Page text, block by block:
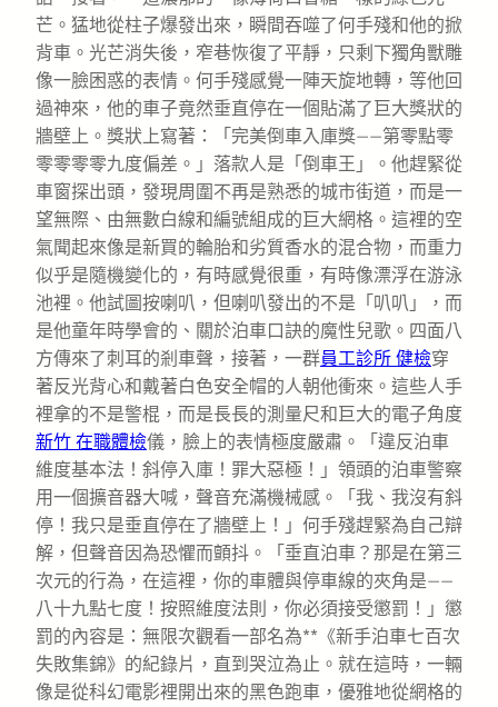
芒。猛地從柱子爆發出來，瞬間吞噬了何手殘和他的掀
背車。光芒消失後，窄巷恢復了平靜，只剩下獨角獸雕
像一臉困惑的表情。何手殘感覺一陣天旋地轉，等他回
過神來，他的車子竟然垂直停在一個貼滿了巨大獎狀的
牆壁上。獎狀上寫著：「完美倒車入庫獎——第零點零
零零零零九度偏差。」落款人是「倒車王」。他趕緊從
車窗探出頭，發現周圍不再是熟悉的城市街道，而是一
望無際、由無數白線和編號組成的巨大網格。這裡的空
氣聞起來像是新買的輪胎和劣質香水的混合物，而重力
似乎是隨機變化的，有時感覺很重，有時像漂浮在游泳
池裡。他試圖按喇叭，但喇叭發出的不是「叭叭」，而
是他童年時學會的、關於泊車口訣的魔性兒歌。四面八
方傳來了刺耳的剎車聲，接著，一群員工診所 健檢穿
著反光背心和戴著白色安全帽的人朝他衝來。這些人手
裡拿的不是警棍，而是長長的測量尺和巨大的電子角度
新竹 在職體檢儀，臉上的表情極度嚴肅。「違反泊車
維度基本法！斜停入庫！罪大惡極！」領頭的泊車警察
用一個擴音器大喊，聲音充滿機械感。「我、我沒有斜
停！我只是垂直停在了牆壁上！」何手殘趕緊為自己辯
解，但聲音因為恐懼而顫抖。「垂直泊車？那是在第三
次元的行為，在這裡，你的車體與停車線的夾角是——
八十九點七度！按照維度法則，你必須接受懲罰！」懲
罰的內容是：無限次觀看一部名為**《新手泊車七百次
失敗集錦》的紀錄片，直到哭泣為止。就在這時，一輛
像是從科幻電影裡開出來的黑色跑車，優雅地從網格的